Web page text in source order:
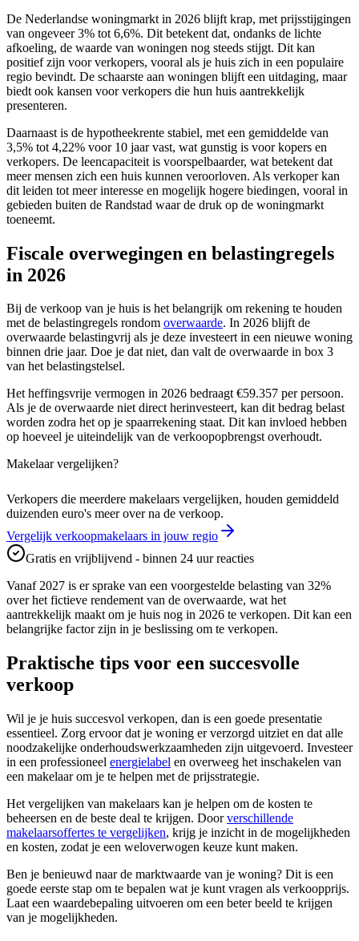
De Nederlandse woningmarkt in 2026 blijft krap, met prijsstijgingen
van ongeveer 3% tot 6,6%. Dit betekent dat, ondanks de lichte
afkoeling, de waarde van woningen nog steeds stijgt. Dit kan
positief zijn voor verkopers, vooral als je huis zich in een populaire
regio bevindt. De schaarste aan woningen blijft een uitdaging, maar
biedt ook kansen voor verkopers die hun huis aantrekkelijk
presenteren.
Daarnaast is de hypotheekrente stabiel, met een gemiddelde van
3,5% tot 4,22% voor 10 jaar vast, wat gunstig is voor kopers en
verkopers. De leencapaciteit is voorspelbaarder, wat betekent dat
meer mensen zich een huis kunnen veroorloven. Als verkoper kan
dit leiden tot meer interesse en mogelijk hogere biedingen, vooral in
gebieden buiten de Randstad waar de druk op de woningmarkt
toeneemt.
Fiscale overwegingen en belastingregels
in 2026
Bij de verkoop van je huis is het belangrijk om rekening te houden
met de belastingregels rondom overwaarde. In 2026 blijft de
overwaarde belastingvrij als je deze investeert in een nieuwe woning
binnen drie jaar. Doe je dat niet, dan valt de overwaarde in box 3
van het belastingstelsel.
Het heffingsvrije vermogen in 2026 bedraagt €59.357 per persoon.
Als je de overwaarde niet direct herinvesteert, kan dit bedrag belast
worden zodra het op je spaarrekening staat. Dit kan invloed hebben
op hoeveel je uiteindelijk van de verkoopopbrengst overhoudt.
Makelaar vergelijken?
Verkopers die meerdere makelaars vergelijken, houden gemiddeld
duizenden euro's meer over na de verkoop.
Vergelijk verkoopmakelaars in jouw regio
Gratis en vrijblijvend - binnen 24 uur reacties
Vanaf 2027 is er sprake van een voorgestelde belasting van 32%
over het fictieve rendement van de overwaarde, wat het
aantrekkelijk maakt om je huis nog in 2026 te verkopen. Dit kan een
belangrijke factor zijn in je beslissing om te verkopen.
Praktische tips voor een succesvolle
verkoop
Wil je je huis succesvol verkopen, dan is een goede presentatie
essentieel. Zorg ervoor dat je woning er verzorgd uitziet en dat alle
noodzakelijke onderhoudswerkzaamheden zijn uitgevoerd. Investeer
in een professioneel energielabel en overweeg het inschakelen van
een makelaar om je te helpen met de prijsstrategie.
Het vergelijken van makelaars kan je helpen om de kosten te
beheersen en de beste deal te krijgen. Doorverschillende
makelaarsoffertes te vergelijken, krijg je inzicht in de mogelijkheden
en kosten, zodat je een weloverwogen keuze kunt maken.
Ben je benieuwd naar de marktwaarde van je woning? Dit is een
goede eerste stap om te bepalen wat je kunt vragen als verkoopprijs.
Laat een waardebepaling uitvoeren om een beter beeld te krijgen
van je mogelijkheden.